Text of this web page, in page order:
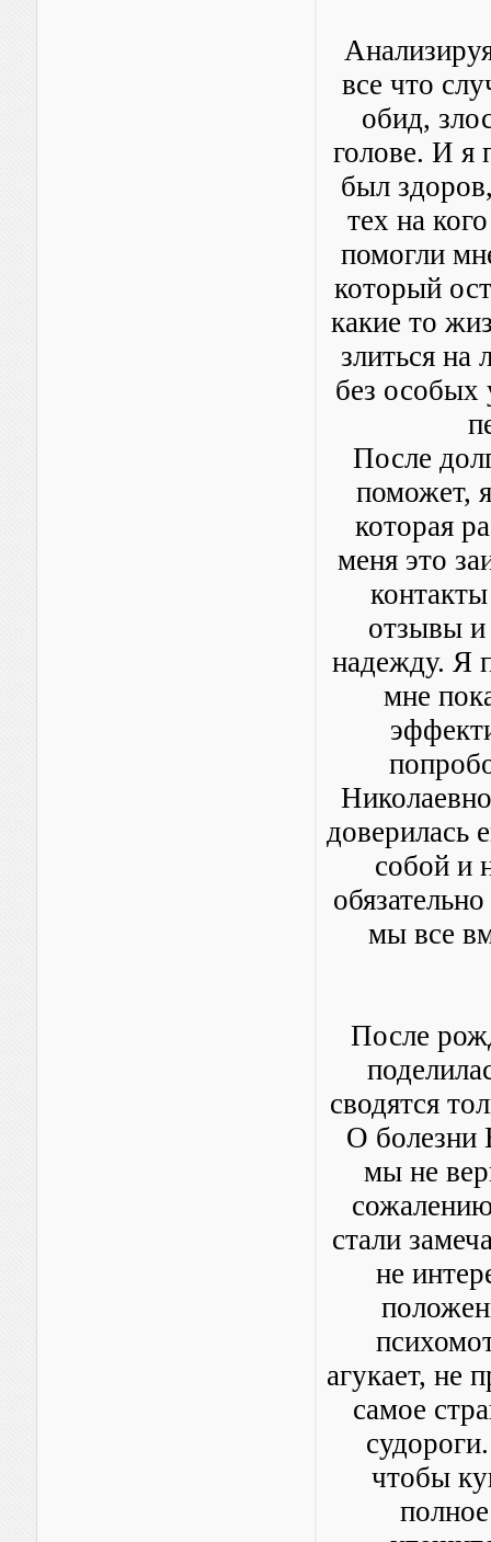
все что
обид,
голове. И я
был
тех на
помогли
который
какие то
злиться на
без особых
После
поможет,
которая
меня это
отзывы
надежду. Я
мне
доверилась
собой и
мы все
После
сводятся
О болезни
мы не
стали
не
агукает, не
самое
чтобы